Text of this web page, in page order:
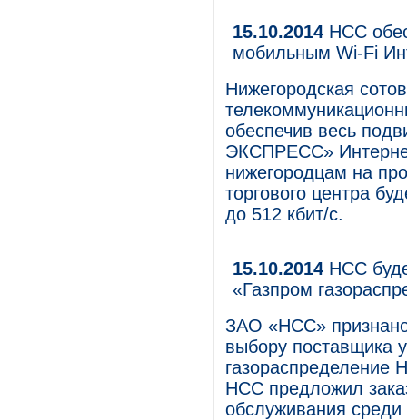
15.10.2014 НСС
мобильным Wi-Fi
Нижегородская
обеспечив весь
ЭКСПРЕСС»
нижегородцам на
торгового центра
до 512 кбит/с.
15.10.2014 НСС
«Газпром
ЗАО «НСС» признано
выбору поставщика
газораспределение
НСС предложил
обслуживания среди